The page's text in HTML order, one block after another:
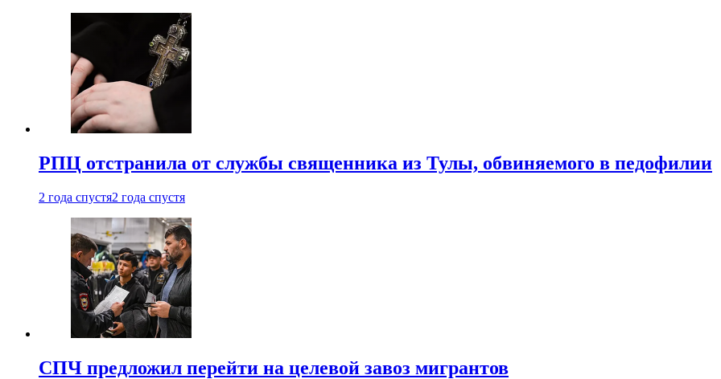
РПЦ отстранила от службы священника из Тулы, обвиняемого в педофилии
2 года спустя2 года спустя
СПЧ предложил перейти на целевой завоз мигрантов